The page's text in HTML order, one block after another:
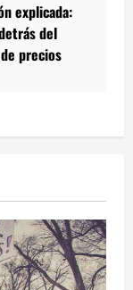
explicada:
del
precios